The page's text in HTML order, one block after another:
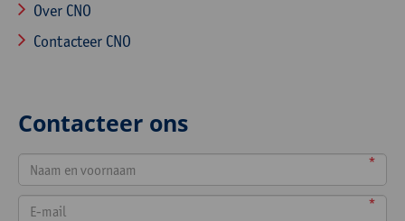
Over CNO
Contacteer CNO
Contacteer ons
*
*